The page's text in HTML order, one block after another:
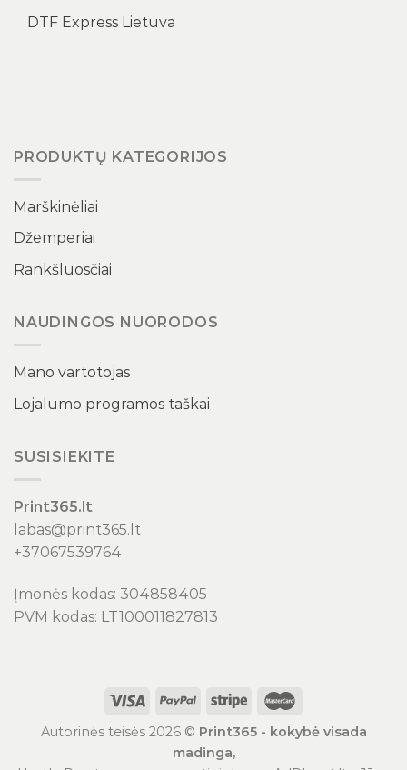
DTF Express Lietuva
PRODUKTŲ KATEGORIJOS
Marškinėliai
Džemperiai
Rankšluosčiai
NAUDINGOS NUORODOS
Mano vartotojas
Lojalumo programos taškai
SUSISIEKITE
Print365.lt
labas@print365.lt
+37067539764
Įmonės kodas: 304858405
PVM kodas: LT100011827813
Autorinės teisės 2026 © Print365 - kokybė visada
madinga,